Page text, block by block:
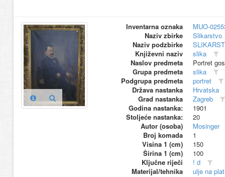
Inventarna oznaka
MUO-
Naziv zbirke
Slikarstvo
Naziv podzbirke
Književni naziv
slika
Naslov predmeta
Portret
Grupa predmeta
slika
Podgrupa predmeta
portret
Država nastanka
Hrvatska
Grad nastanka
Zagreb
Godina nastanka:
1901
Stoljeće nastanka:
20
Autor (osoba)
Mosinger
Broj komada
1
Visina 1 (cm)
150
Širina 1 (cm)
100
Ključne riječi
! d
Materijal/tehnika
ulje na